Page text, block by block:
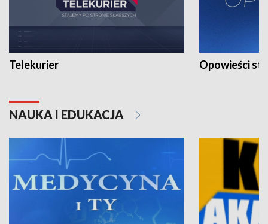
Telekurier Opowieści
NAUKA I EDUKACJA